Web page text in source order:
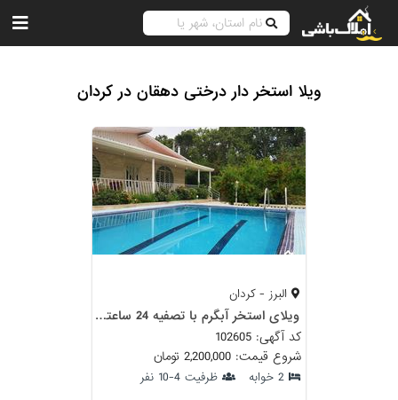
ویلا استخر دار درختی دهقان در کردان
البرز - کردان
ویلای استخر آبگرم با تصفیه 24 ساعته درختی سهیلیه
کد آگهی: 102605
شروع قیمت: 2,200,000 تومان
2 خوابه ظرفیت 4-10 نفر